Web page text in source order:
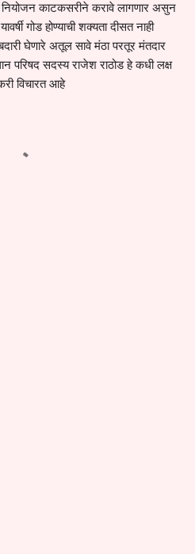
नियोजन काटकसरीने करावे लागणार असुन
गोड होण्याची शक्यता दीसत नाही
घेणारे अतूल सावे मंठा परतूर मंतदार
परिषद सदस्य राजेश राठोड हे कधी लक्ष
विचारत आहे